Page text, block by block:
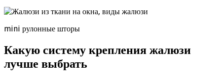
mini рулонные шторы
Какую систему крепления жалюзи
лучше выбрать